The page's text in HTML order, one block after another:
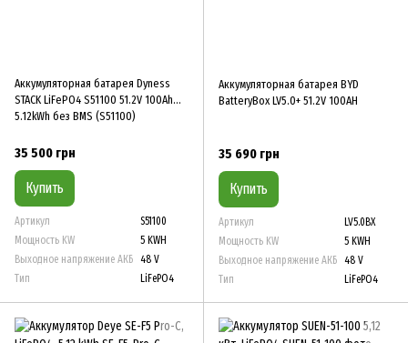
Аккумуляторная батарея Dyness
STACK LiFePO4 S51100 51.2V 100Ah
5.12kWh без BMS (S51100)
35 500 грн
Купить
Артикул
S51100
Мощность KW
5 KWH
Выходное напряжение АКБ 48 V
Тип
LiFePO4
Аккумуляторная батарея BYD
BatteryBox LV5.0+ 51.2V 100AH
35 690 грн
Купить
Артикул
LV5.0BX
Мощность KW
5 KWH
Выходное напряжение АКБ 48 V
Тип
LiFePO4